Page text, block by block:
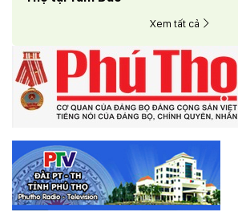
Xem tất cả